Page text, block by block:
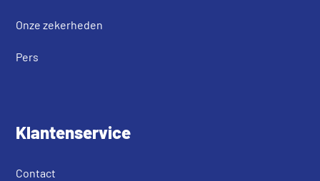
Onze zekerheden
Pers
Klantenservice
Contact